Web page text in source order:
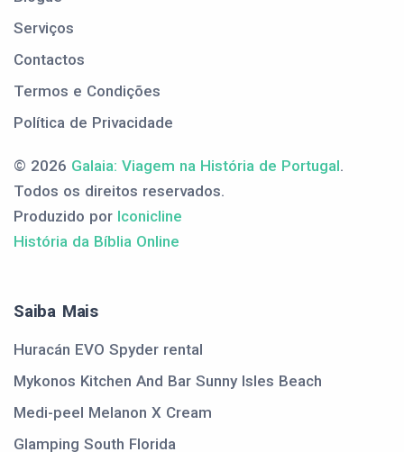
Serviços
Contactos
Termos e Condições
Política de Privacidade
© 2026 Galaia: Viagem na História de Portugal.
Todos os direitos reservados.
Produzido por Iconicline
História da Bíblia Online
Saiba Mais
Huracán EVO Spyder rental
Mykonos Kitchen And Bar Sunny Isles Beach
Medi-peel Melanon X Cream
Glamping South Florida